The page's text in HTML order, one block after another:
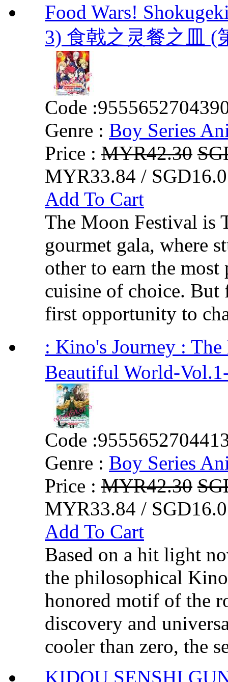
Food Wars!
3) 食戟之灵餐之皿 (
Code :
Genre : Boy Series
Price : MYR42.30
MYR33.84 /
Add To Cart
The Moon Festival is
gourmet gala, where
other to earn the
cuisine of choice. But
first opportunity to
: Kino's Journey :
Beautiful World-
Code :
Genre : Boy Series
Price : MYR42.30
MYR33.84 /
Add To Cart
Based on a hit light
the philosophical
honored motif of the
discovery and
cooler than zero, the
KIDOU SENSHI